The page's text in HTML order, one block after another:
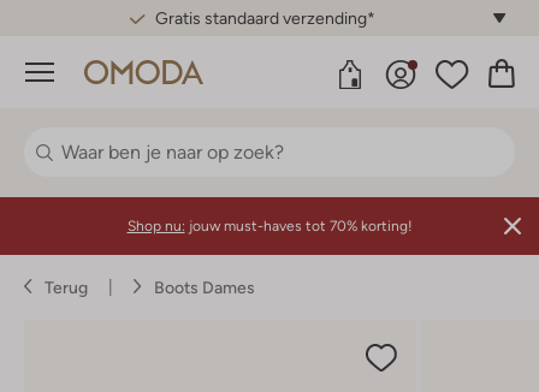
Gratis standaard verzending*
Menu
Shop nu: jouw must-haves tot 70% korting!
Terug Boots Dames